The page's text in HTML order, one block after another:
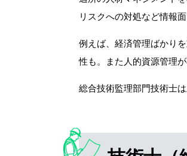
リスクへの対処など情報
例えば、経済管理ばかり
性も。また人的資源管理
総合技術監理部門技術士